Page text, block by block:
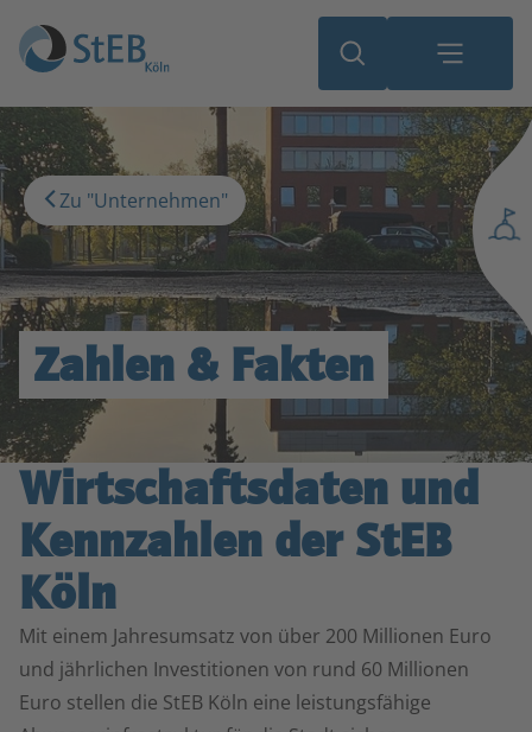
Zu "Unternehmen"
Zahlen & Fakten
Wirtschaftsdaten und
Kennzahlen der StEB
Köln
Mit einem Jahresumsatz von über 200 Millionen Euro
und jährlichen Investitionen von rund 60 Millionen
Euro stellen die StEB Köln eine leistungsfähige